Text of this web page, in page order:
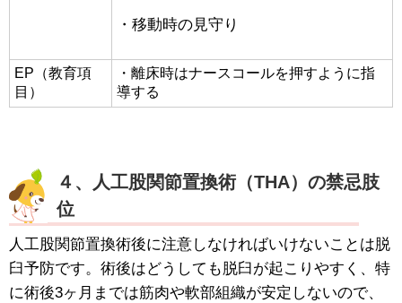
・移動時の見守り
EP（教育項
目）
・離床時はナースコールを押すように指
導する
４、人工股関節置換術（THA）の禁忌肢
位
人工股関節置換術後に注意しなければいけないことは脱
臼予防です。術後はどうしても脱臼が起こりやすく、特
に術後3ヶ月までは筋肉や軟部組織が安定しないので、